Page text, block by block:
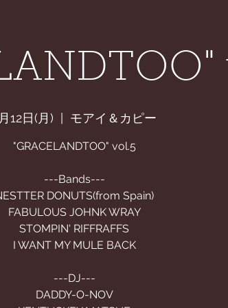
STORE CONTACT ABOUT
12日(月) モアイ＆カピー
"GRACELANDTOO" vol.5
---Bands---
DONUTS(from Spain)
FABULOUS JOHNK WRAY
STOMPIN' RIFFRAFFS
I WANT MY MULE BACK
---DJ---
DADDY-O-NOV